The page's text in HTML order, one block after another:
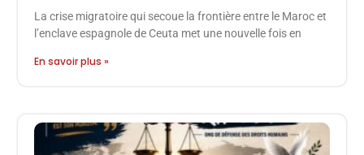
La crise migratoire qui secoue la frontière entre le Maroc et
l’enclave espagnole de Ceuta met une nouvelle fois en
En savoir plus »